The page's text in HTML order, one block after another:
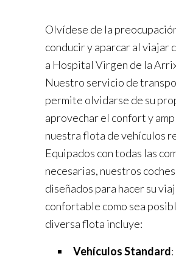
Olvídese de la
conducir y aparcar al viajar
a Hospital Virgen de la
Nuestro servicio de
permite olvidarse de su
aprovechar el confort y
nuestra flota de vehículos
Equipados con todas las
necesarias, nuestros
diseñados para hacer su
confortable como sea
diversa flota incluye:
Vehículos Standard